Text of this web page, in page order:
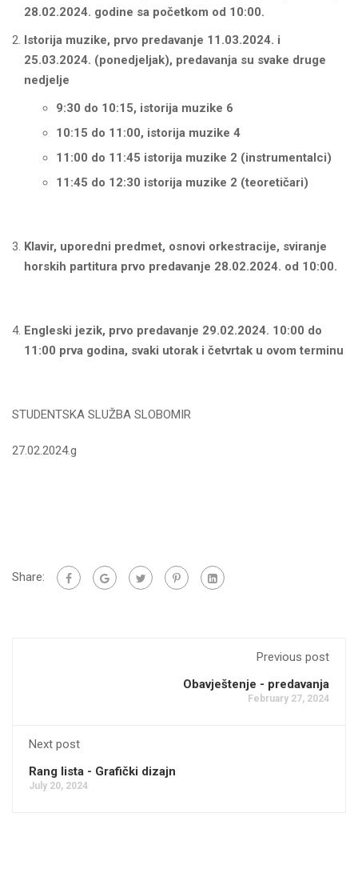
28.02.2024. godine sa početkom od 10:00.
Istorija muzike, prvo predavanje 11.03.2024. i
25.03.2024. (ponedjeljak), predavanja su svake druge
nedjelje
9:30 do 10:15, istorija muzike 6
10:15 do 11:00, istorija muzike 4
11:00 do 11:45 istorija muzike 2 (instrumentalci)
11:45 do 12:30 istorija muzike 2 (teoretičari)
Klavir, uporedni predmet, osnovi orkestracije, sviranje
horskih partitura prvo predavanje 28.02.2024. od 10:00.
Engleski jezik, prvo predavanje 29.02.2024. 10:00 do
11:00 prva godina, svaki utorak i četvrtak u ovom terminu
STUDENTSKA SLUŽBA SLOBOMIR
27.02.2024.g
Share:
Previous post
Obavještenje - predavanja
February 27, 2024
Next post
Rang lista - Grafički dizajn
July 20, 2024